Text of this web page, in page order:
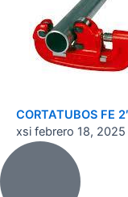
CORTATUBOS FE 2′
xsi febrero 18, 2025